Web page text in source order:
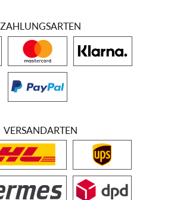
ZAHLUNGSARTEN
VERSANDARTEN